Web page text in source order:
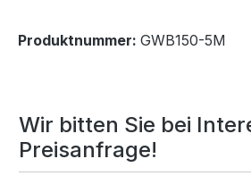
Produktnummer: GWB150-5M
Wir bitten Sie bei
Preisanfrage!